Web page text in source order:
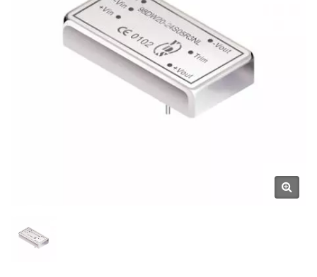
Stromversorgungen Und
Magnetischen Komponenten
| YUAN DEAN SCIENTIFIC